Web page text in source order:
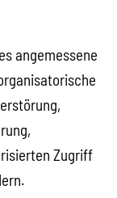
angemessene
Zugriff